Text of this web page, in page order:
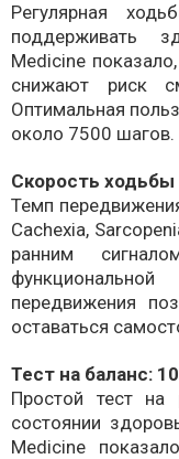
Регулярная
поддерживать
Medicine
снижают риск
Оптимальная
около 7500 шагов.
Скорость ходьбы
Темп
Cachexia,
ранним
передвижения
оставаться
Тест на баланс:
Простой тест на
состоянии
Medicine